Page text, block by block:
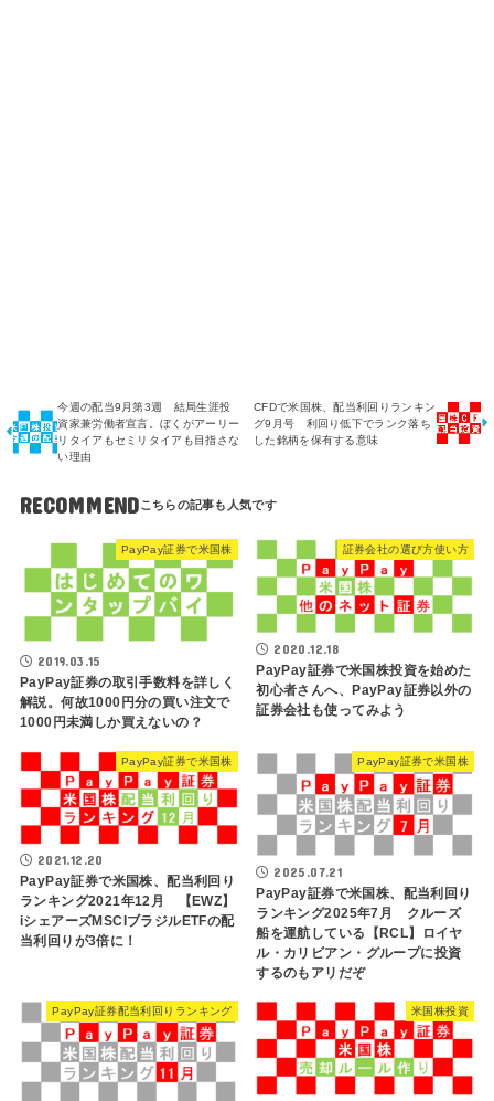
今週の配当9月第3週 結局生涯投
資家兼労働者宣言。ぼくがアーリー
リタイアもセミリタイアも目指さな
い理由
CFDで米国株、配当利回りランキン
グ9月号 利回り低下でランク落ち
した銘柄を保有する意味
RECOMMEND
PayPay証券で米国株
2019.03.15
PayPay証券の取引手数料を詳しく
解説。何故1000円分の買い注文で
1000円未満しか買えないの？
証券会社の選び方使い方
2020.12.18
PayPay証券で米国株投資を始めた
初心者さんへ、PayPay証券以外の
証券会社も使ってみよう
PayPay証券で米国株
2021.12.20
PayPay証券で米国株、配当利回り
ランキング2021年12月 【EWZ】
iシェアーズMSCIブラジルETFの配
当利回りが3倍に！
PayPay証券で米国株
2025.07.21
PayPay証券で米国株、配当利回り
ランキング2025年7月 クルーズ
船を運航している【RCL】ロイヤ
ル・カリビアン・グループに投資
するのもアリだぞ
PayPay証券配当利回りランキング 米国株投資